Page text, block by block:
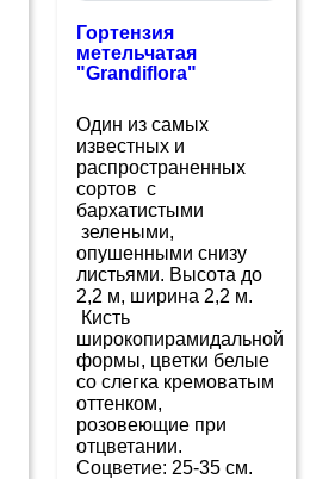
Гортензия
метельчатая
"Grandiflora"
Один из самых
известных и
распространенных
сортов с
бархатистыми
зелеными,
опушенными снизу
листьями. Высота до
2,2 м, ширина 2,2 м.
Кисть
широкопирамидальной
формы, цветки белые
со слегка кремоватым
оттенком,
розовеющие при
отцветании.
Соцветие: 25-35 см.